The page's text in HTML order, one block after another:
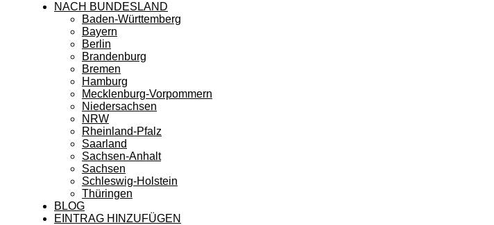
NACH BUNDESLAND
Baden-Württemberg
Bayern
Berlin
Brandenburg
Bremen
Hamburg
Mecklenburg-Vorpommern
Niedersachsen
NRW
Rheinland-Pfalz
Saarland
Sachsen-Anhalt
Sachsen
Schleswig-Holstein
Thüringen
BLOG
EINTRAG HINZUFÜGEN